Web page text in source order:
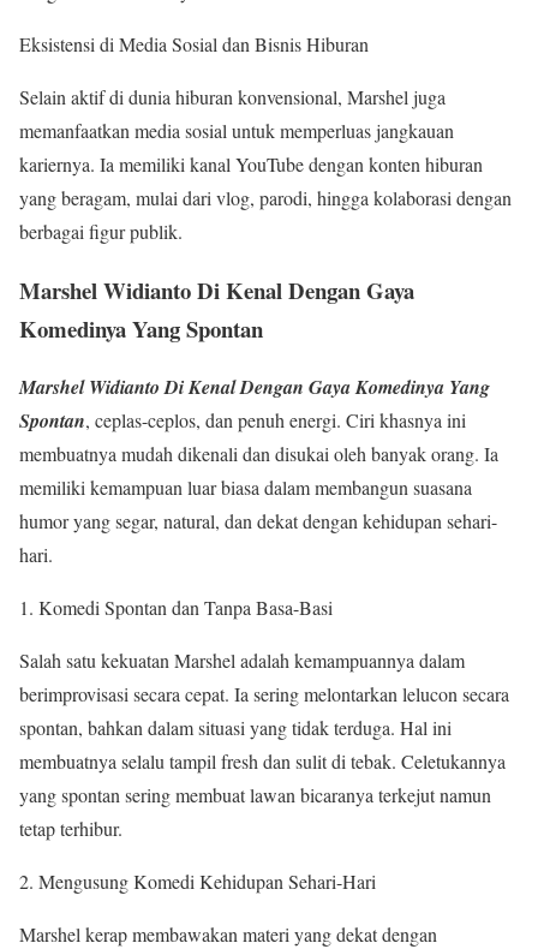
Eksistensi di Media Sosial dan Bisnis Hiburan
Selain aktif di dunia hiburan konvensional, Marshel juga
memanfaatkan media sosial untuk memperluas jangkauan
kariernya. Ia memiliki kanal YouTube dengan konten hiburan
yang beragam, mulai dari vlog, parodi, hingga kolaborasi dengan
berbagai figur publik.
Marshel Widianto Di Kenal Dengan Gaya
Komedinya Yang Spontan
Marshel Widianto Di Kenal Dengan Gaya Komedinya Yang
Spontan, ceplas-ceplos, dan penuh energi. Ciri khasnya ini
membuatnya mudah dikenali dan disukai oleh banyak orang. Ia
memiliki kemampuan luar biasa dalam membangun suasana
humor yang segar, natural, dan dekat dengan kehidupan sehari-
hari.
Komedi Spontan dan Tanpa Basa-Basi
Salah satu kekuatan Marshel adalah kemampuannya dalam
berimprovisasi secara cepat. Ia sering melontarkan lelucon secara
spontan, bahkan dalam situasi yang tidak terduga. Hal ini
membuatnya selalu tampil fresh dan sulit di tebak. Celetukannya
yang spontan sering membuat lawan bicaranya terkejut namun
tetap terhibur.
Mengusung Komedi Kehidupan Sehari-Hari
Marshel kerap membawakan materi yang dekat dengan